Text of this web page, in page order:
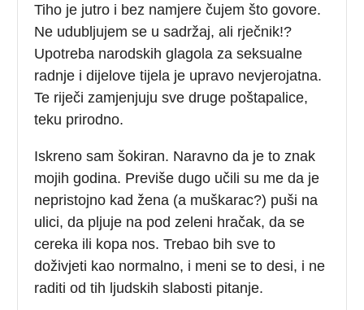
Tiho je jutro i bez namjere čujem što govore.
Ne udubljujem se u sadržaj, ali rječnik!?
Upotreba narodskih glagola za seksualne
radnje i dijelove tijela je upravo nevjerojatna.
Te riječi zamjenjuju sve druge poštapalice,
teku prirodno.
Iskreno sam šokiran. Naravno da je to znak
mojih godina. Previše dugo učili su me da je
nepristojno kad žena (a muškarac?) puši na
ulici, da pljuje na pod zeleni hračak, da se
cereka ili kopa nos. Trebao bih sve to
doživjeti kao normalno, i meni se to desi, i ne
raditi od tih ljudskih slabosti pitanje.